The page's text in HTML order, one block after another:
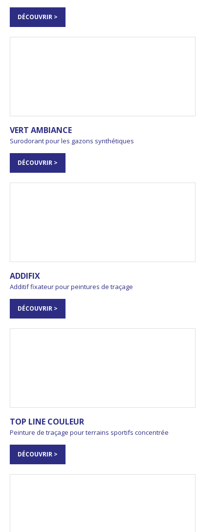
DÉCOUVRIR >
VERT AMBIANCE
Surodorant pour les gazons synthétiques
DÉCOUVRIR >
ADDIFIX
Additif fixateur pour peintures de traçage
DÉCOUVRIR >
TOP LINE COULEUR
Peinture de traçage pour terrains sportifs concentrée
DÉCOUVRIR >